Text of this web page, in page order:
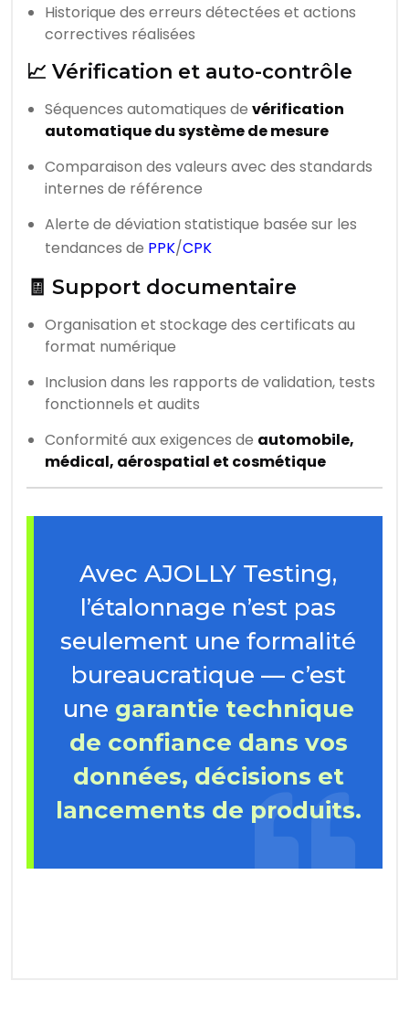
Historique des erreurs détectées et actions
correctives réalisées
📈 Vérification et auto-contrôle
Séquences automatiques de vérification
automatique du système de mesure
Comparaison des valeurs avec des standards
internes de référence
Alerte de déviation statistique basée sur les
tendances de PPK/CPK
🧾 Support documentaire
Organisation et stockage des certificats au
format numérique
Inclusion dans les rapports de validation, tests
fonctionnels et audits
Conformité aux exigences de automobile,
médical, aérospatial et cosmétique
Avec AJOLLY Testing,
l’étalonnage n’est pas
seulement une formalité
bureaucratique — c’est
une garantie technique
de confiance dans vos
données, décisions et
lancements de produits.